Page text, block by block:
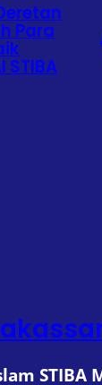
Para
STIBA
STIBA